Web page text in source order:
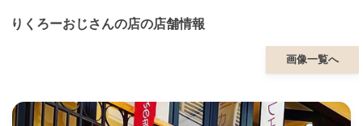
りくろーおじさんの店の店舗情報
画像一覧へ